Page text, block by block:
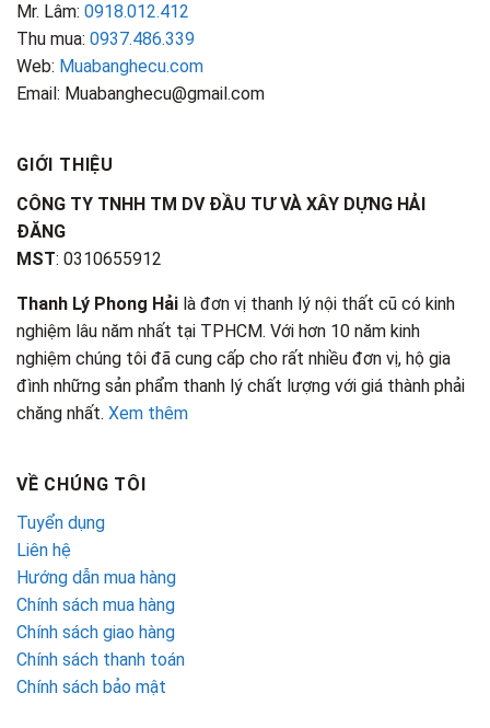
Mr. Lâm: 0918.012.412
Thu mua: 0937.486.339
Web: Muabanghecu.com
Email: Muabanghecu@gmail.com
GIỚI THIỆU
CÔNG TY TNHH TM DV ĐẦU TƯ VÀ XÂY DỰNG HẢI
ĐĂNG
MST: 0310655912
Thanh Lý Phong Hải là đơn vị thanh lý nội thất cũ có kinh
nghiệm lâu năm nhất tại TPHCM. Với hơn 10 năm kinh
nghiệm chúng tôi đã cung cấp cho rất nhiều đơn vị, hộ gia
đình những sản phẩm thanh lý chất lượng với giá thành phải
chăng nhất. Xem thêm
VỀ CHÚNG TÔI
Tuyển dụng
Liên hệ
Hướng dẫn mua hàng
Chính sách mua hàng
Chính sách giao hàng
Chính sách thanh toán
Chính sách bảo mật